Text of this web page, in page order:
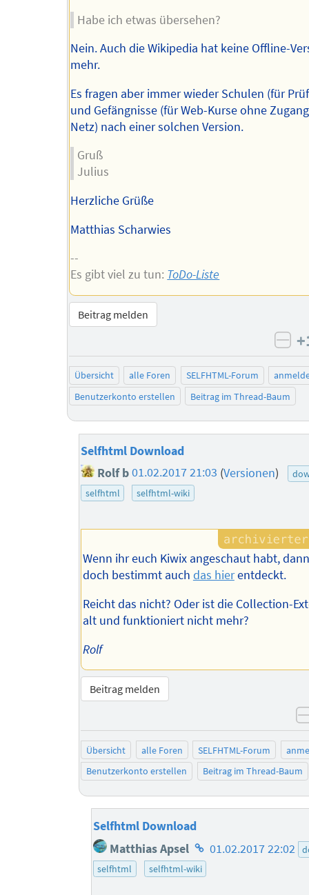
Habe ich etwas übersehen?
Nein. Auch die Wikipedia hat keine Offline-
mehr.
Es fragen aber immer wieder Schulen (für
und Gefängnisse (für Web-Kurse ohne
Netz) nach einer solchen Version.
Gruß
Julius
Herzliche Grüße
Matthias Scharwies
--
Es gibt viel zu tun: ToDo-Liste
Beitrag melden
Übersicht alle Foren SELFHTML-Forum
Benutzerkonto erstellen
Beitrag im Thread-Baum
Selfhtml Download
Rolf b01.02.2017 21:03 (Versionen)
selfhtml
selfhtml-wiki
Wenn ihr euch Kiwix angeschaut habt,
doch bestimmt auch das hierentdeckt.
Reicht das nicht? Oder ist die Collection-
alt und funktioniert nicht mehr?
Rolf
Beitrag melden
Übersicht alle Foren SELFHTML-Forum
Benutzerkonto erstellen
Beitrag im Thread-Baum
Selfhtml Download
Matthias Apsel Homepage
des
01.02.2017 22:02
selfhtml
selfhtml-wiki